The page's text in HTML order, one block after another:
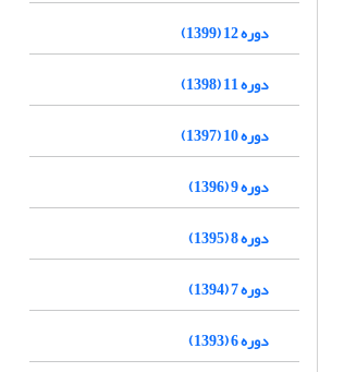
دوره 12 (1399)
دوره 11 (1398)
دوره 10 (1397)
دوره 9 (1396)
دوره 8 (1395)
دوره 7 (1394)
دوره 6 (1393)